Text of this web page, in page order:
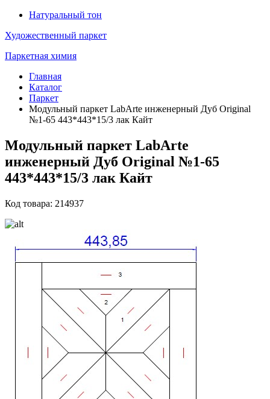
Натуральный тон
Художественный паркет
Паркетная химия
Главная
Каталог
Паркет
Модульный паркет LabArte инженерный Дуб Original
№1-65 443*443*15/3 лак Кайт
Модульный паркет LabArte
инженерный Дуб Original №1-65
443*443*15/3 лак Кайт
Код товара: 214937